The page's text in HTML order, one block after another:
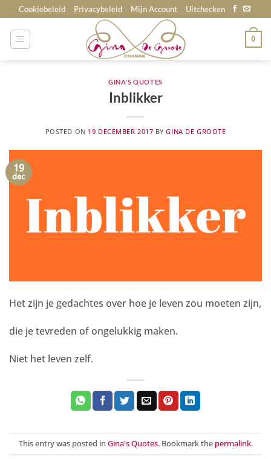
to
content
Cookiebeleid Privacybeleid Mijn Account Uitchecken
0
GINA'S QUOTES
Inblikker
POSTED ON 19 DECEMBER 2017 BYGINA DE GROOTE
19
dec
Het zijn je gedachtes over hoe je leven zou moeten zijn,
die je tevreden of ongelukkig maken.
Niet het leven zelf.
This entry was posted in Gina's Quotes. Bookmark the permalink.